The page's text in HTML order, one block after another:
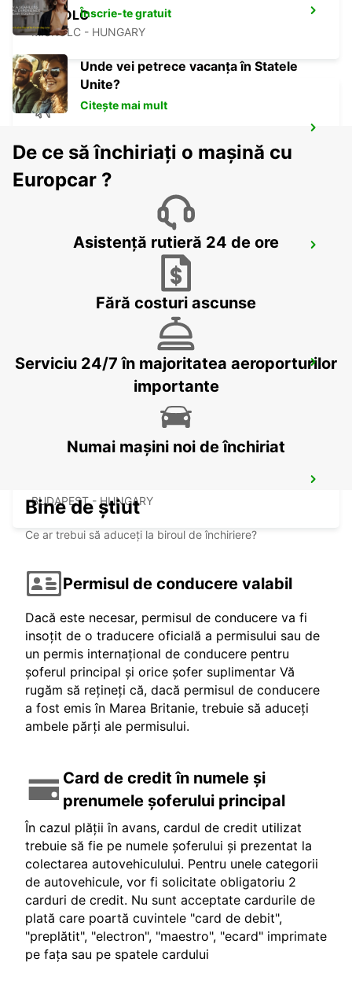
MISKOLC
MISKOLC - HUNGARY
KOSICE - SLOVAK REPUBLIC
KECSKEMET
CLUJ NAPOCA AIRPORT
CLUJ NAPOCA - ROMANIA
BUDAPEST - HUNGARY
Înscrie-te gratuit
Unde vei petrece vacanța în Statele
Unite?
Citește mai mult
De ce să închiriați o mașină cu
Europcar ?
Asistență rutieră 24 de ore
Fără costuri ascunse
Serviciu 24/7 în majoritatea aeroporturilor
importante
Numai mașini noi de închiriat
Bine de știut
Ce ar trebui să aduceți la biroul de închiriere?
Permisul de conducere valabil
Dacă este necesar, permisul de conducere va fi
insoțit de o traducere oficială a permisului sau de
un permis internațional de conducere pentru
șoferul principal și orice șofer suplimentar Vă
rugăm să rețineți că, dacă permisul de conducere
a fost emis în Marea Britanie, trebuie să aduceți
ambele părți ale permisului.
Card de credit în numele și
prenumele șoferului principal
În cazul plății în avans, cardul de credit utilizat
trebuie să fie pe numele șoferului și prezentat la
colectarea autovehiculului. Pentru unele categorii
de autovehicule, vor fi solicitate obligatoriu 2
carduri de credit. Nu sunt acceptate cardurile de
plată care poartă cuvintele "card de debit",
"preplătit", "electron", "maestro", "ecard" imprimate
pe fața sau pe spatele cardului